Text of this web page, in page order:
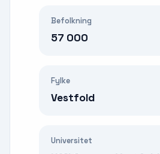
Befolkning
57 000
Fylke
Vestfold
Universitet